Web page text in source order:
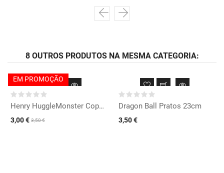
8 OUTROS PRODUTOS NA MESMA CATEGORIA:
EM PROMOÇÃO
Henry HuggleMonster Copos
3,00 € 3,50 €
Dragon Ball Pratos 23cm
3,50 €